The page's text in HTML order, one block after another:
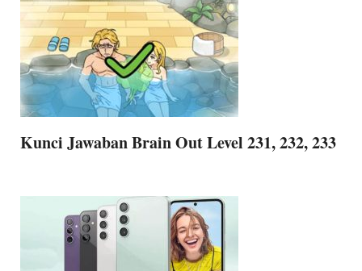
Kunci Jawaban Brain Out Level 231, 232, 233